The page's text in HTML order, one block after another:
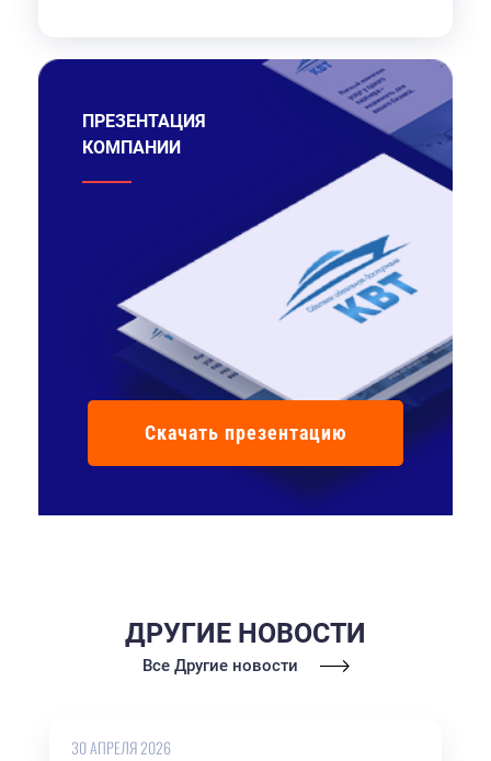
ПРЕЗЕНТАЦИЯ
КОМПАНИИ
Скачать презентацию
ДРУГИЕ НОВОСТИ
Все Другие новости
30 АПРЕЛЯ 2026